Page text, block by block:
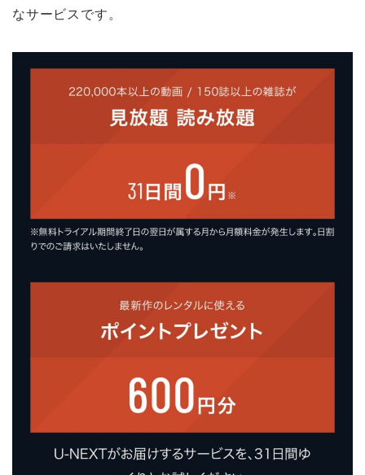
なサービスです。